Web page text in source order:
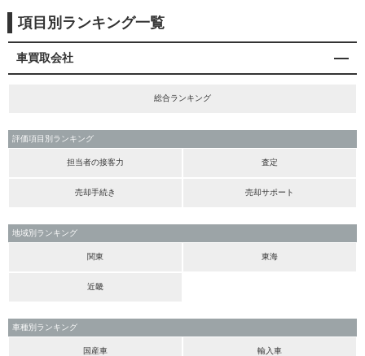
項目別ランキング一覧
車買取会社
総合ランキング
評価項目別ランキング
担当者の接客力 査定
売却手続き 売却サポート
地域別ランキング
関東 東海
近畿
車種別ランキング
国産車 輸入車